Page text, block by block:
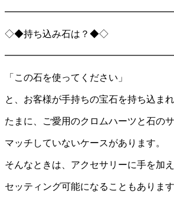
◇◆持ち込み石は？◆◇
「この石を使ってください」
と、お客様が手持ちの宝石を持ち込まれ
たまに、ご愛用のクロムハーツと石の
マッチしていないケースがあります。
そんなときは、アクセサリーに手を加
セッティング可能になることもあります